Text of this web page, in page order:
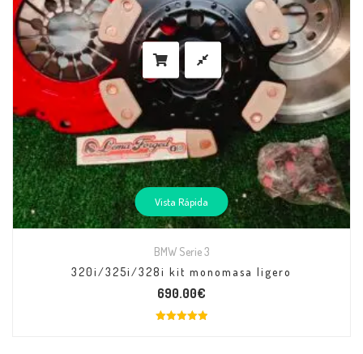
Vista Rápida
BMW Serie 3
320i/325i/328i kit monomasa ligero
690.00€